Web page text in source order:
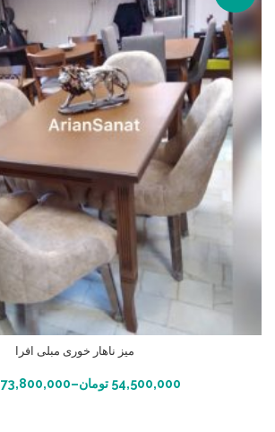
میز ناهار خوری مبلی افرا
54,500,000 تومان–
73,800,000انتخاب گزینه ها